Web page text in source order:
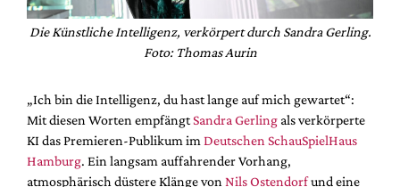
Die Künstliche Intelligenz, verkörpert durch Sandra Gerling.
Foto: Thomas Aurin
„Ich bin die Intelligenz, du hast lange auf mich gewartet“:
Mit diesen Worten empfängtSandra Gerling als verkörperte
KI das Premieren-Publikum im Deutschen SchauSpielHaus
Hamburg. Ein langsam auffahrender Vorhang,
atmosphärisch düstere Klänge von Nils Ostendorfund eine